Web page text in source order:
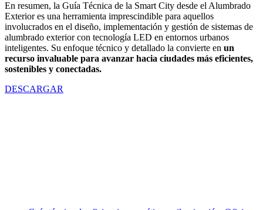
En resumen, la Guía Técnica de la Smart City desde el Alumbrado
Exterior es una herramienta imprescindible para aquellos
involucrados en el diseño, implementación y gestión de sistemas de
alumbrado exterior con tecnología LED en entornos urbanos
inteligentes. Su enfoque técnico y detallado la convierte en un
recurso invaluable para avanzar hacia ciudades más eficientes,
sostenibles y conectadas.
DESCARGAR
WhatsApp